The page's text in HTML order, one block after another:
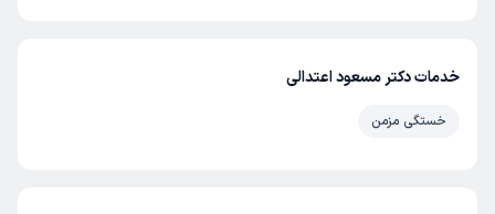
خدمات دکتر مسعود اعتدالی
خستگی مزمن